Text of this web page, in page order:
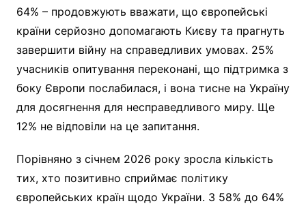
64% – продовжують вважати, що європейські
країни серйозно допомагають Києву та прагнуть
завершити війну на справедливих умовах. 25%
учасників опитування переконані, що підтримка з
боку Європи послабилася, і вона тисне на Україну
для досягнення для несправедливого миру. Ще
12% не відповіли на це запитання.
Порівняно з січнем 2026 року зросла кількість
тих, хто позитивно сприймає політику
європейських країн щодо України. З 58% до 64%